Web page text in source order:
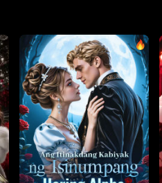
EP 34
EP 37